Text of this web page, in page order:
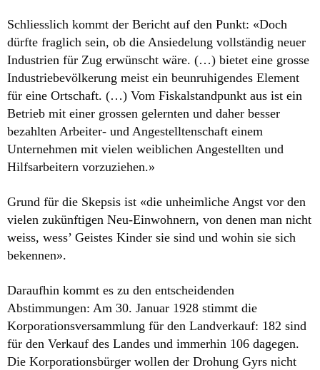
Schliesslich kommt der Bericht auf den Punkt: «Doch
dürfte fraglich sein, ob die Ansiedelung vollständig neuer
Industrien für Zug erwünscht wäre. (…) bietet eine grosse
Industriebevölkerung meist ein beunruhigendes Element
für eine Ortschaft. (…) Vom Fiskalstandpunkt aus ist ein
Betrieb mit einer grossen gelernten und daher besser
bezahlten Arbeiter- und Angestelltenschaft einem
Unternehmen mit vielen weiblichen Angestellten und
Hilfsarbeitern vorzuziehen.»
Grund für die Skepsis ist «die unheimliche Angst vor den
vielen zukünftigen Neu-Einwohnern, von denen man nicht
weiss, wess’ Geistes Kinder sie sind und wohin sie sich
bekennen».
Daraufhin kommt es zu den entscheidenden
Abstimmungen: Am 30. Januar 1928 stimmt die
Korporationsversammlung für den Landverkauf: 182 sind
für den Verkauf des Landes und immerhin 106 dagegen.
Die Korporationsbürger wollen der Drohung Gyrs nicht